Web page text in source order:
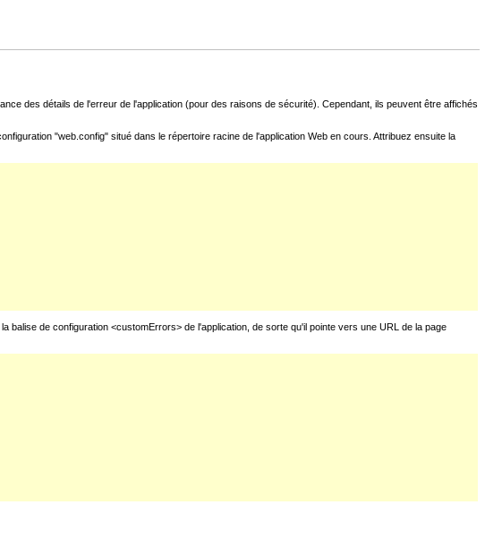
des détails de l'erreur de l'application (pour des raisons de sécurité). Cependant, ils peuvent être affichés
"web.config" situé dans le répertoire racine de l'application Web en cours. Attribuez ensuite la
de configuration <customErrors> de l'application, de sorte qu'il pointe vers une URL de la page